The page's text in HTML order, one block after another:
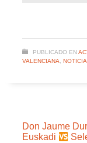
PUBLICADO EN
VALENCIANA,
Don Jaume
Euskadi